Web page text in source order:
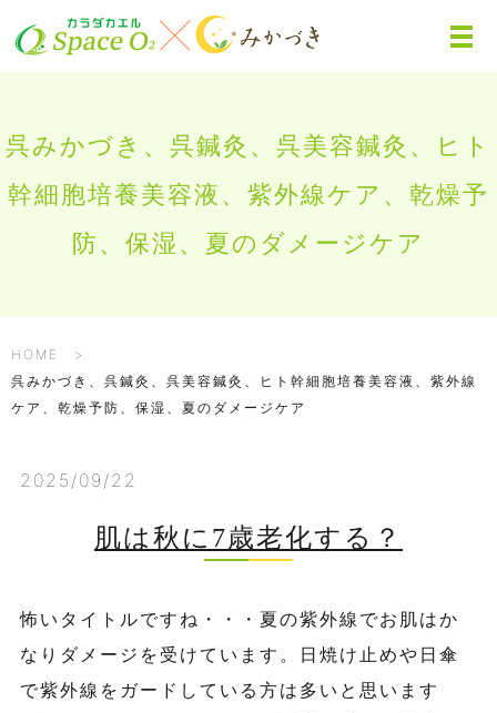
呉みかづき、呉鍼灸、呉美容鍼灸、ヒト
幹細胞培養美容液、紫外線ケア、乾燥予
防、保湿、夏のダメージケア
HOME
呉みかづき、呉鍼灸、呉美容鍼灸、ヒト幹細胞培養美容液、紫外線
ケア、乾燥予防、保湿、夏のダメージケア
2025/09/22
肌は秋に7歳老化する？
怖いタイトルですね・・・夏の紫外線でお肌はか
なりダメージを受けています。日焼け止めや日傘
で紫外線をガードしている方は多いと思います